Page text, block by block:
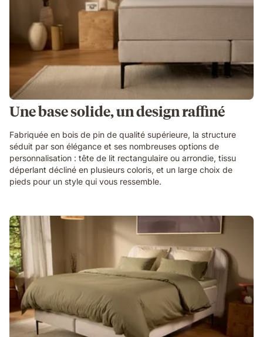
Une base solide, un design raffiné
Fabriquée en bois de pin de qualité supérieure, la structure
séduit par son élégance et ses nombreuses options de
personnalisation : tête de lit rectangulaire ou arrondie, tissu
déperlant décliné en plusieurs coloris, et un large choix de
pieds pour un style qui vous ressemble.